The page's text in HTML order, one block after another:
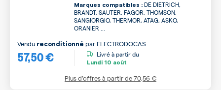
Marques compatibles : DE DIETRICH,
BRANDT, SAUTER, FAGOR, THOMSON,
SANGIORGIO, THERMOR, ATAG, ASKO,
ORANIER ...
57,50 €
Vendu reconditionné par ELECTRODOCAS
Livré à partir du
Lundi 10 août
Plus d’offres à partir de70,56 €